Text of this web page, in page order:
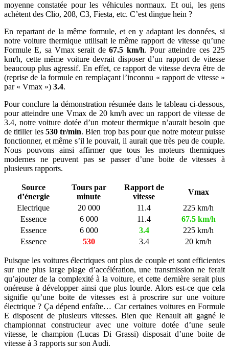
moyenne constatée pour les véhicules normaux. Et oui, les gens
achètent des Clio, 208, C3, Fiesta, etc. C’est dingue hein ?
En repartant de la même formule, et en y adaptant les données, si
notre voiture thermique utilisait le même rapport de vitesse qu’une
Formule E, sa Vmax serait de67.5 km/h. Pour atteindre ces 225
km/h, cette même voiture devrait disposer d’un rapport de vitesse
beaucoup plus agressif. En effet, ce rapport de vitesse devra être de
(reprise de la formule en remplaçant l’inconnu « rapport de vitesse »
par « Vmax ») 3.4.
Pour conclure la démonstration résumée dans le tableau ci-dessous,
pour atteindre une Vmax de 20 km/h avec un rapport de vitesse de
3.4, notre voiture dotée d’un moteur thermique n’aurait besoin que
de titiller les 530 tr/min. Bien trop bas pour que notre moteur puisse
fonctionner, et même s’il le pouvait, il aurait que très peu de couple.
Nous pouvons ainsi affirmer que tous les moteurs thermiques
modernes ne peuvent pas se passer d’une boite de vitesses à
plusieurs rapports.
Source
d’énergie
Tours par
minute
Rapport de
vitesse
Vmax
Electrique
20 000 11.4
225 km/h
Essence
6 000 11.4
67.5 km/h
Essence
6 000 3.4
225 km/h
Essence
530 3.4 20 km/h
Puisque les voitures électriques ont plus de couple et sont efficientes
sur une plus large plage d’accélération, une transmission ne ferait
qu’ajouter de la complexité à la voiture, et cette dernière serait plus
onéreuse à développer ainsi que plus lourde. Alors est-ce que cela
signifie qu’une boite de vitesses est à proscrire sur une voiture
électrique ? Ça dépend enfaîte… Car certaines voitures en Formule
E disposent de plusieurs vitesses. Bien que Renault ait gagné le
championnat constructeur avec une voiture dotée d’une seule
vitesse, le champion (Lucas Di Grassi) disposait d’une boite de
vitesse à 3 rapports sur son Audi.